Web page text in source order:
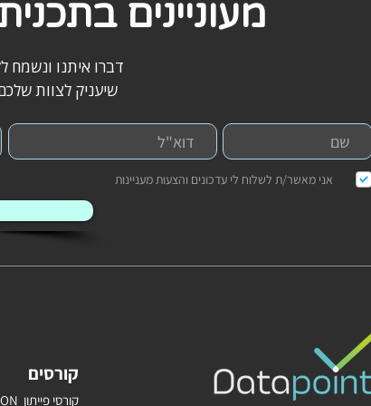
מעוניינים
דברו איתנו ונשמח
שיעניק לצוות
אני מאשר/ת לשלוח לי עדכונים והצעות מעניינות
קורסים
קורסי פייתון PYTHON